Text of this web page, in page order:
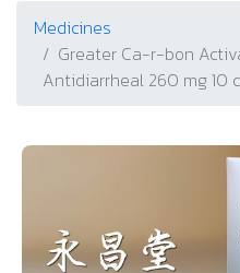
Medicines
Greater Ca-r-bon
Antidiarrheal 260 mg 10